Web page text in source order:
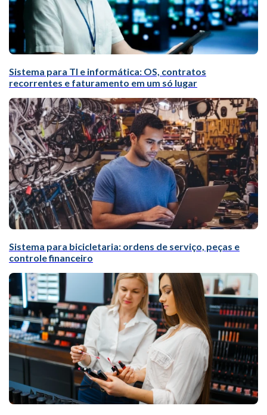
Sistema para TI e informática: OS, contratos
recorrentes e faturamento em um só lugar
Sistema para bicicletaria: ordens de serviço, peças e
controle financeiro